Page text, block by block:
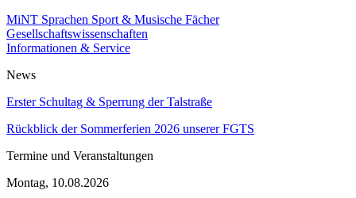
MiNT Sprachen Sport & Musische Fächer
Gesellschaftswissenschaften
Informationen & Service
News
Erster Schultag & Sperrung der Talstraße
Rückblick der Sommerferien 2026 unserer FGTS
Termine und Veranstaltungen
Montag, 10.08.2026